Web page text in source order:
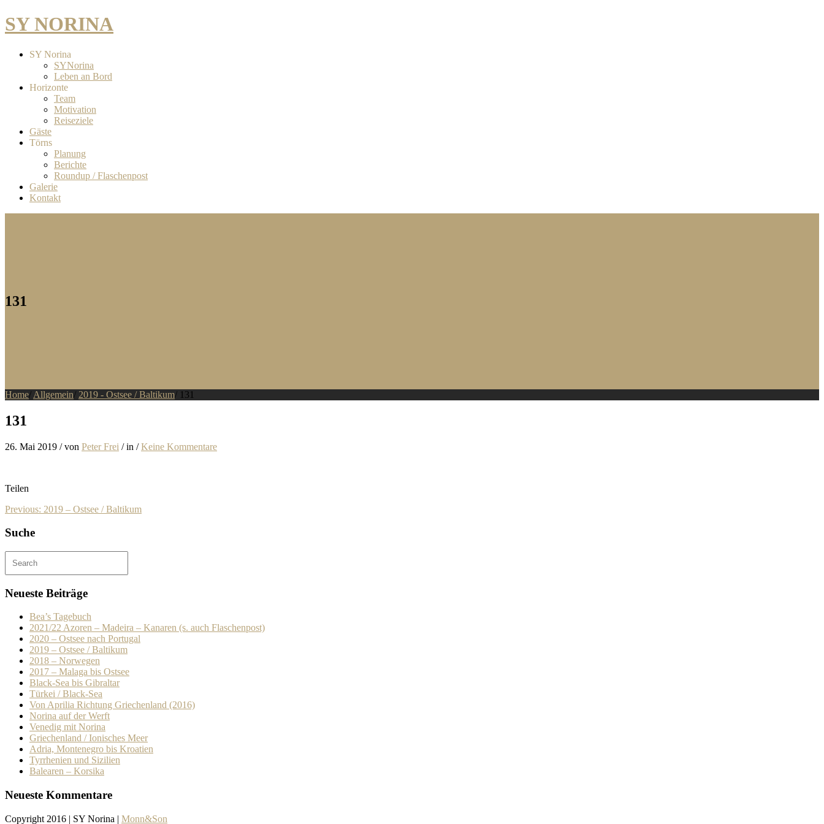
SY NORINA
SY Norina
SYNorina
Leben an Bord
Horizonte
Team
Motivation
Reiseziele
Gäste
Törns
Planung
Berichte
Roundup / Flaschenpost
Galerie
Kontakt
131
Home/ Allgemein/ 2019 - Ostsee / Baltikum/ 131
131
26. Mai 2019 / von Peter Frei / in / Keine Kommentare
Teilen
Previous: 2019 – Ostsee / Baltikum
Suche
Neueste Beiträge
Bea’s Tagebuch
2021/22 Azoren – Madeira – Kanaren (s. auch Flaschenpost)
2020 – Ostsee nach Portugal
2019 – Ostsee / Baltikum
2018 – Norwegen
2017 – Malaga bis Ostsee
Black-Sea bis Gibraltar
Türkei / Black-Sea
Von Aprilia Richtung Griechenland (2016)
Norina auf der Werft
Venedig mit Norina
Griechenland / Ionisches Meer
Adria, Montenegro bis Kroatien
Tyrrhenien und Sizilien
Balearen – Korsika
Neueste Kommentare
Copyright 2016 | SY Norina | Monn&Son